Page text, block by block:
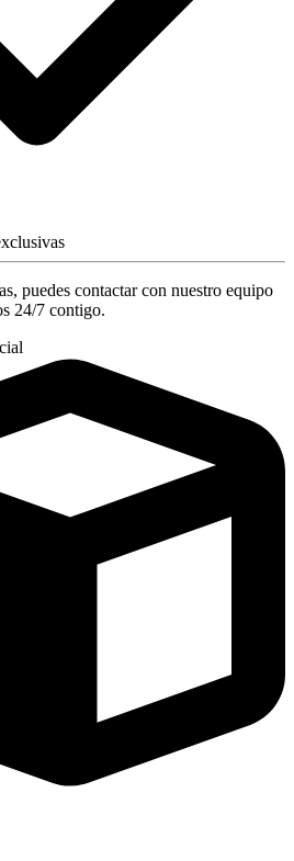
puedes contactar con nuestro equipo
24/7 contigo.